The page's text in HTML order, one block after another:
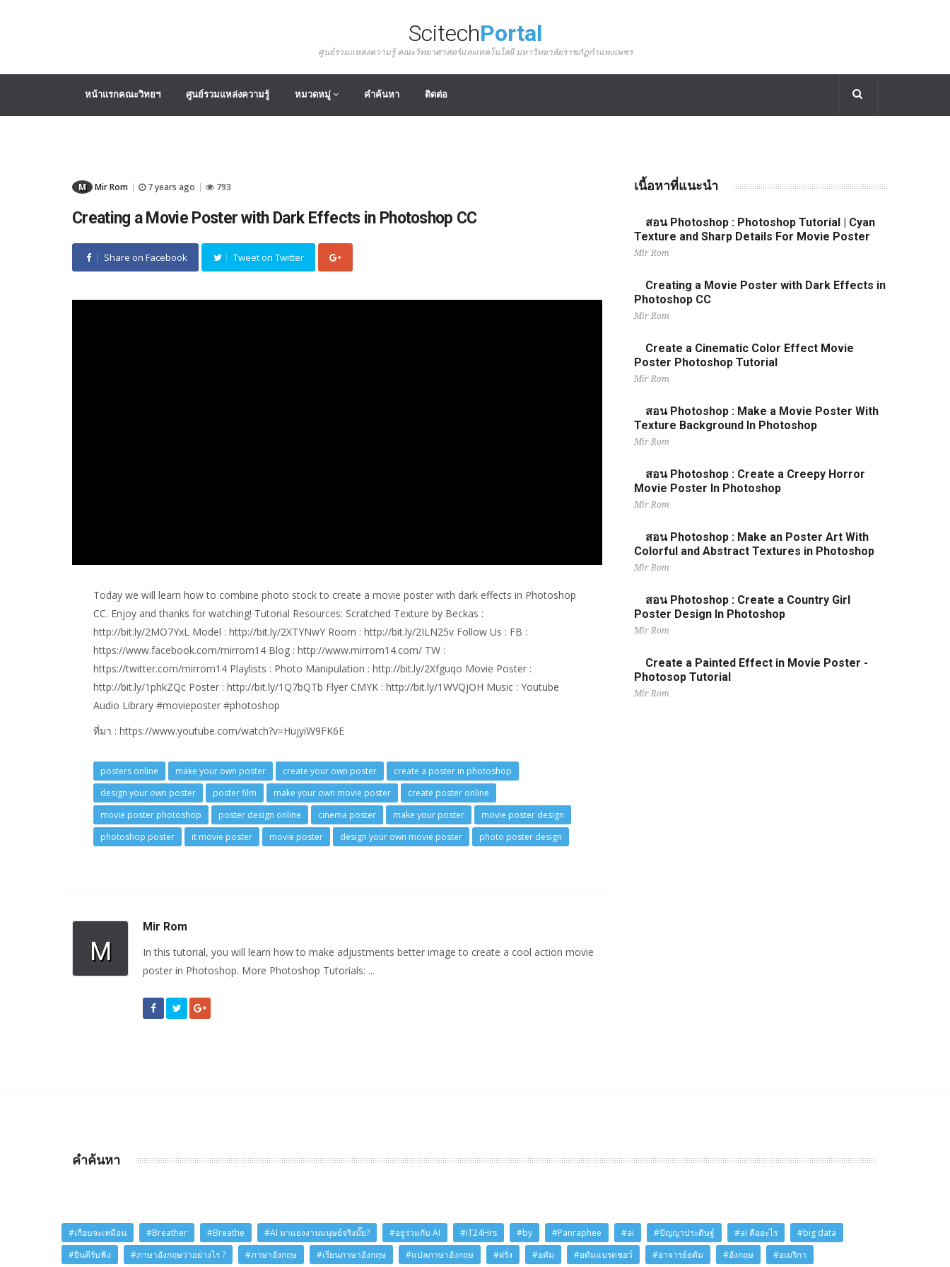
ScitechPortal
ศูนย์รวมแหล่งความรู้ คณะวิทยาศาสตร์และเทคโนโลยี มหาวิทยาลัยราชภัฏกำแพงเพชร
หน้าแรกคณะวิทยฯ ศูนย์รวมแหล่งความรู้ หมวดหมู่ คำค้นหา ติดต่อ
M Mir Rom 7 years ago 793
Creating a Movie Poster with Dark Effects in Photoshop CC
Share on Facebook Tweet on Twitter
Today we will learn how to combine photo stock to create a movie poster with dark effects in Photoshop
CC. Enjoy and thanks for watching! Tutorial Resources: Scratched Texture by Beckas :
http://bit.ly/2MO7YxL Model : http://bit.ly/2XTYNwY Room : http://bit.ly/2ILN25v Follow Us : FB :
https://www.facebook.com/mirrom14 Blog : http://www.mirrom14.com/ TW :
https://twitter.com/mirrom14 Playlists : Photo Manipulation : http://bit.ly/2Xfguqo Movie Poster :
http://bit.ly/1phkZQc Poster : http://bit.ly/1Q7bQTb Flyer CMYK : http://bit.ly/1WVQjOH Music : Youtube
Audio Library #movieposter #photoshop
ที่มา : https://www.youtube.com/watch?v=HujyiW9FK6E
posters online make your own poster create your own poster
create a poster in photoshop
design your own poster
poster film make your own movie poster
create poster online
movie poster photoshop
poster design online cinema poster make your poster
movie poster design
photoshop poster
it movie poster movie poster design your own movie poster photo poster design
M
Mir Rom
In this tutorial, you will learn how to make adjustments better image to create a cool action movie
poster in Photoshop. More Photoshop Tutorials: ...
เนื้อหาที่แนะนำ
สอน Photoshop : Photoshop Tutorial | Cyan
Texture and Sharp Details For Movie Poster
Mir Rom
Creating a Movie Poster with Dark Effects in
Photoshop CC
Mir Rom
Create a Cinematic Color Effect Movie
Poster Photoshop Tutorial
Mir Rom
สอน Photoshop : Make a Movie Poster With
Texture Background In Photoshop
Mir Rom
สอน Photoshop : Create a Creepy Horror
Movie Poster In Photoshop
Mir Rom
สอน Photoshop : Make an Poster Art With
Colorful and Abstract Textures in Photoshop
Mir Rom
สอน Photoshop : Create a Country Girl
Poster Design In Photoshop
Mir Rom
Create a Painted Effect in Movie Poster -
Photosop Tutorial
Mir Rom
คำค้นหา
#เกือบจะเหมือน #Breather #Breathe #AI มาแย่งงานมนุษย์จริงมั๊ย? #อยู่ร่วมกับ AI #iT24Hrs #by #Panraphee #ai #ปัญญาประดิษฐ์ #ai คืออะไร
#big data
#ยินดีรับฟัง
#ภาษาอังกฤษว่าอย่างไร ? #ภาษาอังกฤษ #เรียนภาษาอังกฤษ #แปลภาษาอังกฤษ #ฝรั่ง #อดัม #อดัมแบรดชอว์ #อาจารย์อดัม #อังกฤษ #อเมริกา